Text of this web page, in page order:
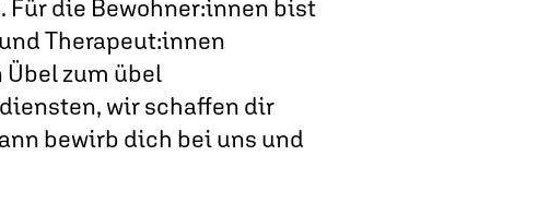
die Bewohner:innen bist
Therapeut:innen
zum übel
wir schaffen dir
bewirb dich bei uns und